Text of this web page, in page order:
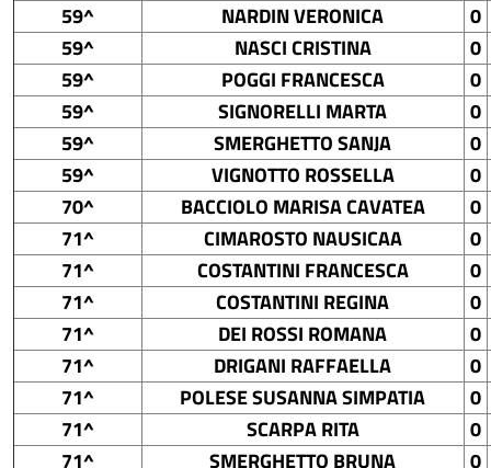
59^
NARDIN VERONICA
0
59^
NASCI CRISTINA
0
59^
POGGI FRANCESCA
0
59^
SIGNORELLI MARTA
0
59^
SMERGHETTO SANJA
0
59^
VIGNOTTO ROSSELLA
0
70^
BACCIOLO MARISA CAVATEA
0
71^
CIMAROSTO NAUSICAA
0
71^
COSTANTINI FRANCESCA
0
71^
COSTANTINI REGINA
0
71^
DEI ROSSI ROMANA
0
71^
DRIGANI RAFFAELLA
0
71^
POLESE SUSANNA SIMPATIA
0
71^
SCARPA RITA
0
71^
SMERGHETTO BRUNA 0